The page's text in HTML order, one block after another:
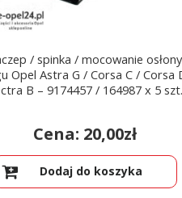
/ spinka / mocowanie osłony
Opel Astra G / Corsa C / Corsa
B – 9174457 / 164987 x 5 szt.
20,00zł
Dodaj do koszyka